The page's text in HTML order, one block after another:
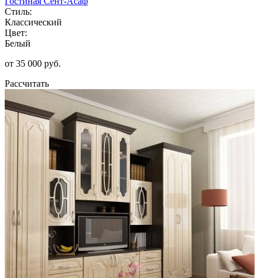
Стиль:
Классический
Цвет:
Белый
от 35 000 руб.
Рассчитать